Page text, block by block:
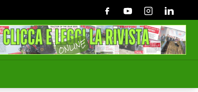
FacebookYoutubeInstagramLinkedin